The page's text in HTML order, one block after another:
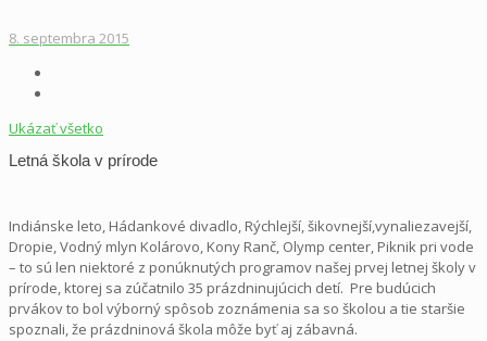
8. septembra 2015
Ukázať všetko
Letná škola v prírode
Indiánske leto, Hádankové divadlo, Rýchlejší, šikovnejší,vynaliezavejší,
Dropie, Vodný mlyn Kolárovo, Kony Ranč, Olymp center, Piknik pri vode
– to sú len niektoré z ponúknutých programov našej prvej letnej školy v
prírode, ktorej sa zúčatnilo 35 prázdninujúcich detí. Pre budúcich
prvákov to bol výborný spôsob zoznámenia sa so školou a tie staršie
spoznali, že prázdninová škola môže byť aj zábavná.